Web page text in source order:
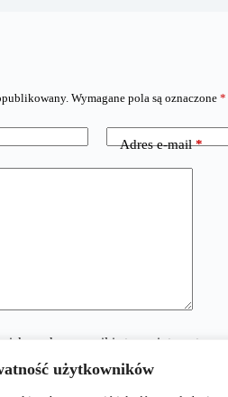
użytkowników
Wymagane pola są oznaczone *
Adres e-mail*
adres e-mail i stronę